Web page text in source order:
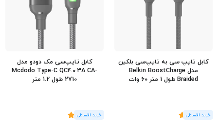
کابل تایپ سی به تایپ‌سی بلکین
مدل Belkin BoostCharge
Braided طول 1 متر 60 وات
(1رای)
5
کابل تایپ‌سی مک دودو مدل
Mcdodo Type-C QC4.0 3A CA-
2710 طول 1.2 متر
(3 رای)
5